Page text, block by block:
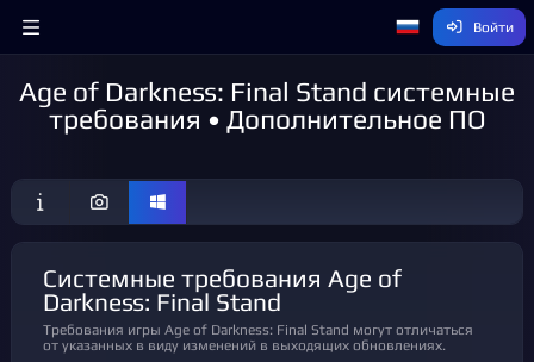
Войти
Age of Darkness: Final Stand системные
требования • Дополнительное ПО
Системные требования Age of
Darkness: Final Stand
Требования игры Age of Darkness: Final Stand могут отличаться
от указанных в виду изменений в выходящих обновлениях.